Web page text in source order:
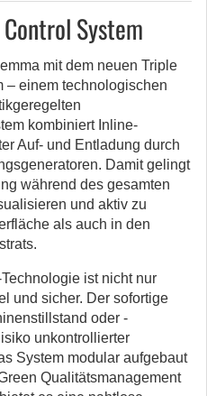
System
mit dem neuen Triple
– einem technologischen
kombiniert Inline-
Auf- und Entladung durch
Damit gelingt
während des gesamten
und aktiv zu
als auch in den
ist nicht nur
und sicher. Der sofortige
oder -
unkontrollierter
System modular aufgebaut
Qualitätsmanagement